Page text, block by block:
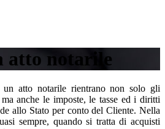
atto notarile
atto notarile rientrano non solo gli
anche le imposte, le tasse ed i diritti
allo Stato per conto del Cliente. Nella
sempre, quando si tratta di acquisti